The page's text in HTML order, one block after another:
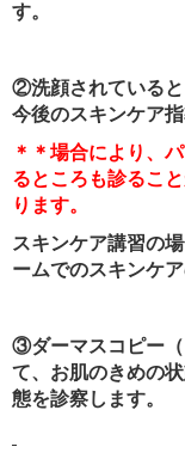
す。
②洗顔されている
今後のスキンケア指
＊＊場合により、
るところも診るこ
ります。
スキンケア講習の
ームでのスキンケ
③ダーマスコピー（
て、お肌のきめの
態を診察します。